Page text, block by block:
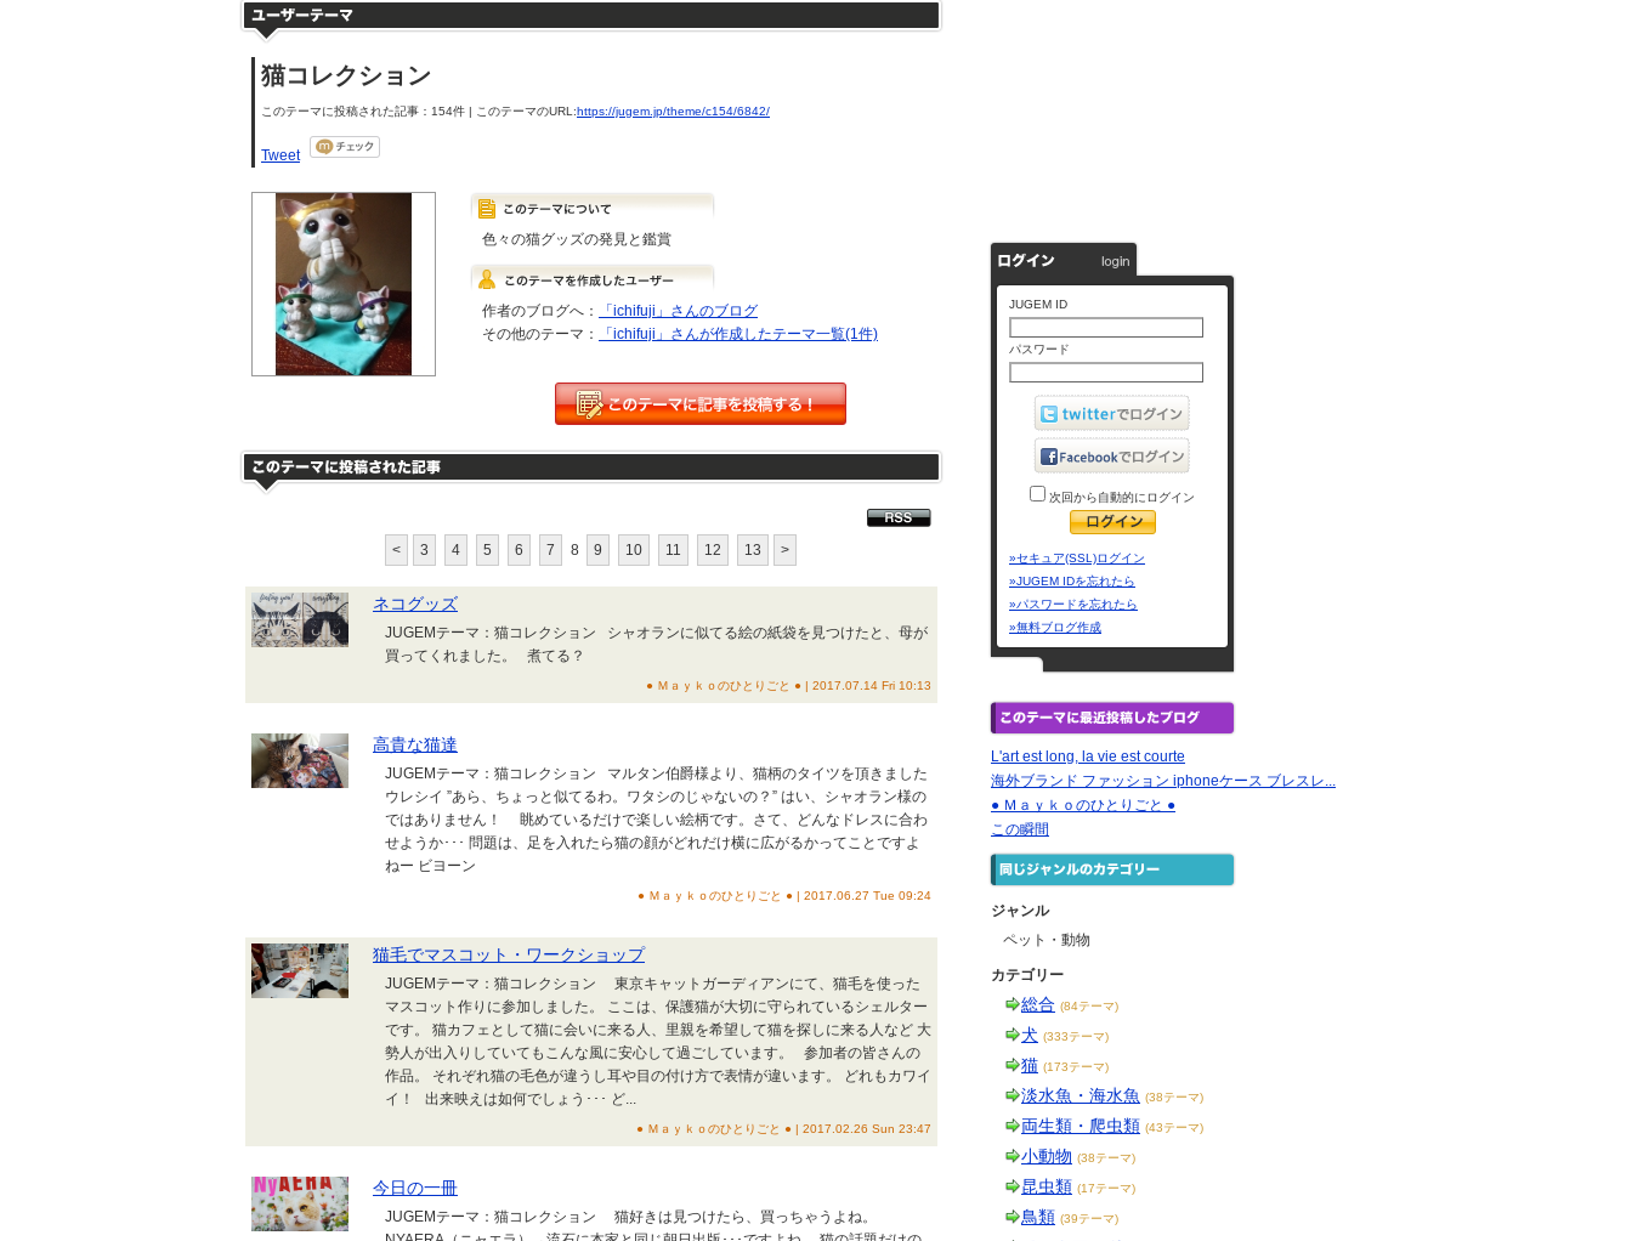
猫コレクション
このテーマに投稿された記事：154件 | このテーマのURL:https://jugem.jp/theme/c154/6842/
Tweet
色々の猫グッズの発見と鑑賞
作者のブログへ：
「ichifuji」さんのブログ
その他のテーマ：
「ichifuji」さんが作成したテーマ一覧(1件)
< 3 4 5 6 7 8 9 10 11 12 13 >
ネコグッズ
JUGEMテーマ：猫コレクション シャオランに似てる絵の紙袋を見つけたと、母が
買ってくれました。 煮てる？
● Ｍａｙｋｏのひとりごと ● | 2017.07.14 Fri 10:13
高貴な猫達
JUGEMテーマ：猫コレクション マルタン伯爵様より、猫柄のタイツを頂きました
ウレシイ ”あら、ちょっと似てるわ。ワタシのじゃないの？” はい、シャオラン様の
ではありません！ 眺めているだけで楽しい絵柄です。さて、どんなドレスに合わ
せようか･･･ 問題は、足を入れたら猫の顔がどれだけ横に広がるかってことですよ
ねー ビヨーン
● Ｍａｙｋｏのひとりごと ● | 2017.06.27 Tue 09:24
猫毛でマスコット・ワークショップ
JUGEMテーマ：猫コレクション 東京キャットガーディアンにて、猫毛を使った
マスコット作りに参加しました。 ここは、保護猫が大切に守られているシェルター
です。 猫カフェとして猫に会いに来る人、里親を希望して猫を探しに来る人など 大
勢人が出入りしていてもこんな風に安心して過ごしています。 参加者の皆さんの
作品。 それぞれ猫の毛色が違うし耳や目の付け方で表情が違います。 どれもカワイ
イ！ 出来映えは如何でしょう･･･ ど...
● Ｍａｙｋｏのひとりごと ● | 2017.02.26 Sun 23:47
今日の一冊
JUGEMテーマ：猫コレクション 猫好きは見つけたら、買っちゃうよね。
JUGEM ID
パスワード
次回から自動的にログイン
»セキュア(SSL)ログイン
»JUGEM IDを忘れたら
»パスワードを忘れたら
»無料ブログ作成
L'art est long, la vie est courte
海外ブランド ファッション iphoneケース ブレスレ...
● Ｍａｙｋｏのひとりごと ●
この瞬間
ジャンル
ペット・動物
カテゴリー
総合 (84テーマ)
犬 (333テーマ)
猫 (173テーマ)
淡水魚・海水魚 (38テーマ)
両生類・爬虫類 (43テーマ)
小動物 (38テーマ)
昆虫類 (17テーマ)
鳥類 (39テーマ)